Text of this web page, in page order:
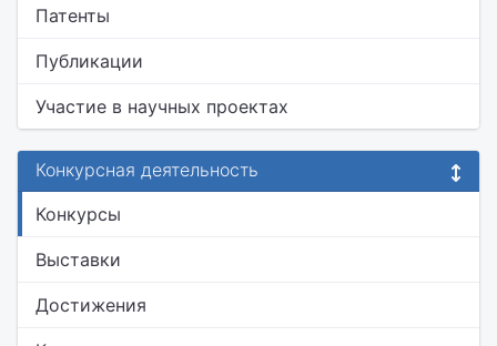
Патенты
Публикации
Участие в научных проектах
Конкурсная деятельность
Конкурсы
Выставки
Достижения